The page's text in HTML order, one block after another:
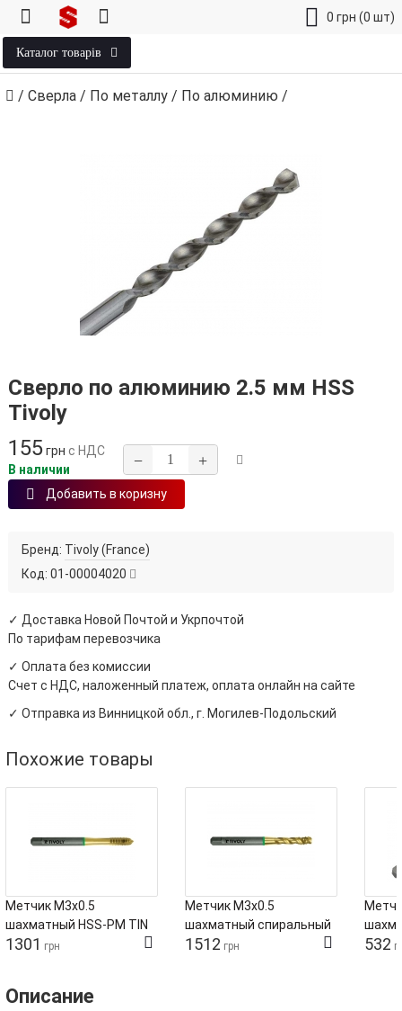
0 грн (0 шт)
Каталог товарів
/ Сверла / По металлу / По алюминию /
Сверло по алюминию 2.5 мм HSS
Tivoly
155грн с НДС
В наличии
− +
Добавить в коризну
Бренд: Tivoly (France)
Код: 01-00004020
✓ Доставка Новой Почтой и Укрпочтой
По тарифам перевозчика
✓ Оплата без комиссии
Счет с НДС, наложенный платеж, оплата онлайн на сайте
✓ Отправка из Винницкой обл., г. Могилев-Подольский
Похожие товары
Метчик М3х0.5
шахматный HSS‑PM TIN
Tivoly для вязких
1301 грн
Метчик М3х0.5
шахматный спиральный
HSS‑PM TIN Tivoly для
1512 грн
для
532
Описание